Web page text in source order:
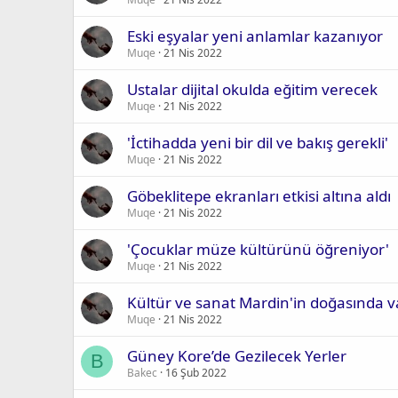
Eski eşyalar yeni anlamlar kazanıyor
Muqe 21 Nis 2022
Ustalar dijital okulda eğitim verecek
Muqe 21 Nis 2022
'İctihadda yeni bir dil ve bakış gerekli'
Muqe 21 Nis 2022
Göbeklitepe ekranları etkisi altına aldı
Muqe 21 Nis 2022
'Çocuklar müze kültürünü öğreniyor'
Muqe 21 Nis 2022
Kültür ve sanat Mardin'in doğasında
Muqe 21 Nis 2022
B Güney Kore’de Gezilecek Yerler
Bakec 16 Şub 2022